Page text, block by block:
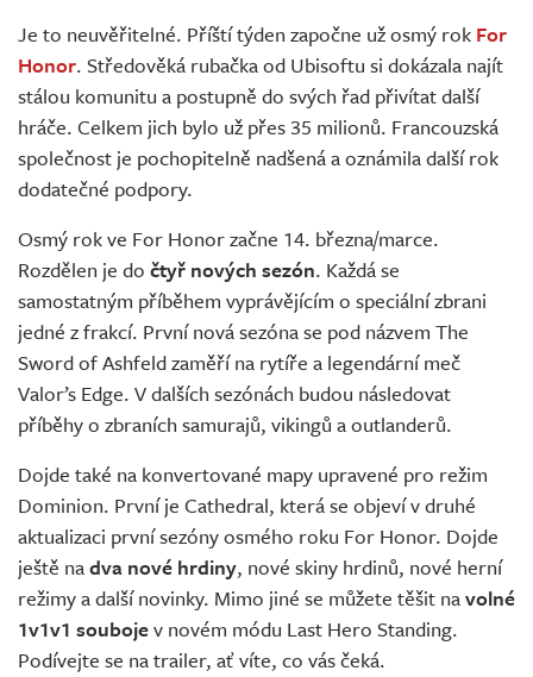
Živě
Je to neuvěřitelné. Příští týden započne už osmý rok For
Honor. Středověká rubačka od Ubisoftu si dokázala najít
stálou komunitu a postupně do svých řad přivítat další
hráče. Celkem jich bylo už přes 35 milionů. Francouzská
společnost je pochopitelně nadšená a oznámila další rok
dodatečné podpory.
Osmý rok ve For Honor začne 14. března/marce.
Rozdělen je do čtyř nových sezón. Každá se
samostatným příběhem vyprávějícím o speciální zbrani
jedné z frakcí. První nová sezóna se pod názvem The
Sword of Ashfeld zaměří na rytíře a legendární meč
Valor’s Edge. V dalších sezónách budou následovat
příběhy o zbraních samurajů, vikingů a outlanderů.
Dojde také na konvertované mapy upravené pro režim
Dominion. První je Cathedral, která se objeví v druhé
aktualizaci první sezóny osmého roku For Honor. Dojde
ještě nadva nové hrdiny, nové skiny hrdinů, nové herní
režimy a další novinky. Mimo jiné se můžete těšit navolné
1v1v1 soubojev novém módu Last Hero Standing.
Podívejte se na trailer, ať víte, co vás čeká.